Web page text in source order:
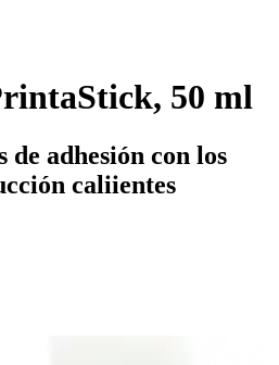
50 ml
de adhesión con los
caliientes